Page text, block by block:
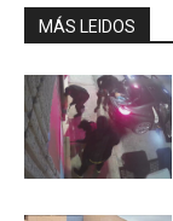
MÁS LEIDOS